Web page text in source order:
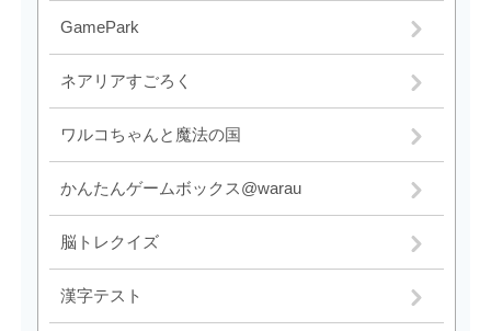
GamePark
ネアリアすごろく
ワルコちゃんと魔法の国
かんたんゲームボックス@warau
脳トレクイズ
漢字テスト